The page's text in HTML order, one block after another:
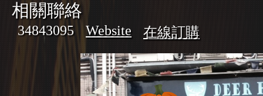
相關聯絡
34843095 Website 在線訂購